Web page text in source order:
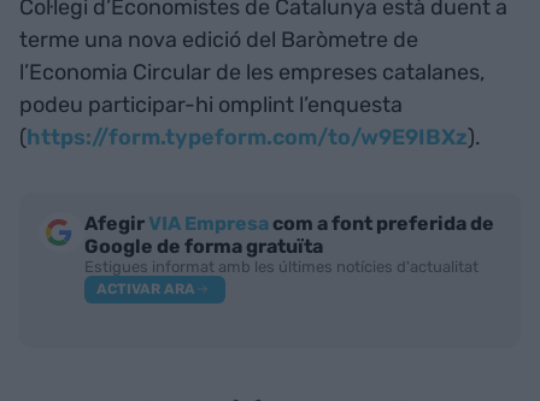
Col·legi d’Economistes de Catalunya està duent a
terme una nova edició del Baròmetre de
l’Economia Circular de les empreses catalanes,
podeu participar-hi omplint l’enquesta
(https://form.typeform.com/to/w9E9IBXz).
AfegirVIA Empresa com a font preferida de
Google de forma gratuïta
Estigues informat amb les últimes notícies d'actualitat
ACTIVAR ARA